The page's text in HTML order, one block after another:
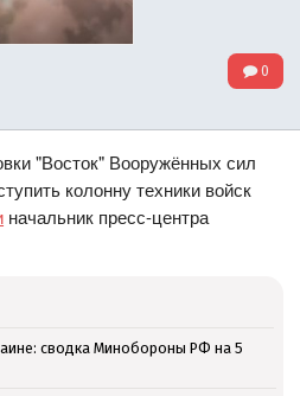
0
"Восток" Вооружённых сил
колонну техники войск
начальник пресс-центра
сводка Минобороны РФ на 5